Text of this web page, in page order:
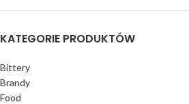
KATEGORIE PRODUKTÓW
Bittery
Brandy
Food